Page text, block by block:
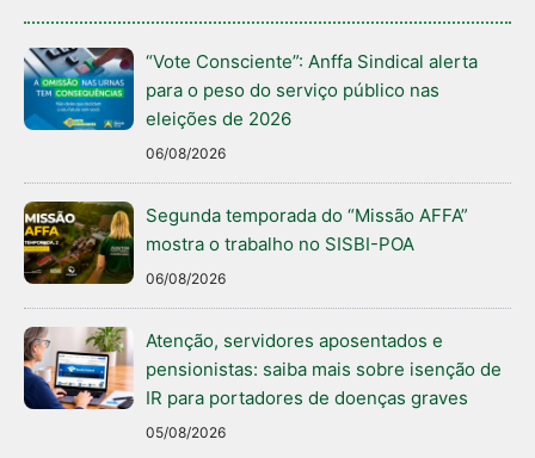
“Vote Consciente”: Anffa Sindical alerta
para o peso do serviço público nas
eleições de 2026
06/08/2026
Segunda temporada do “Missão AFFA”
mostra o trabalho no SISBI-POA
06/08/2026
Atenção, servidores aposentados e
pensionistas: saiba mais sobre isenção de
IR para portadores de doenças graves
05/08/2026